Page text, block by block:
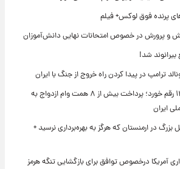
پرنده فوق لوکس+ فیلم
و پرورش در خصوص امتحانات نهایی دانش‌آموزان
شد!
ترامپ در پیدا کردن راه خروج از جنگ با ایران
در چهار ماه نخست ۱۴۰۵ رقم خورد؛ پرداخت بیش از ۸ همت وام ازدواج به
ایران
در ارمنستان که هرگز به بهره‌برداری نرسید +
آمریکا درخصوص توافق برای بازگشایی تنگه هرمز